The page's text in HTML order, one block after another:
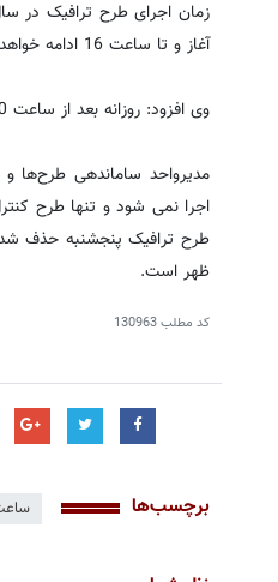
آغاز و تا ساعت 16 ادامه خواهد داشت.
وی افزود: روزانه بعد از ساعت 14:30 یک خروج رایگان برای شهروندان در نظر گرفته شده است.
مدیرواحد ساماندهی طرح‌ها
اجرا نمی شود و تنها طرح
ظهر است.
کد مطلب130963
برچسب‌ها